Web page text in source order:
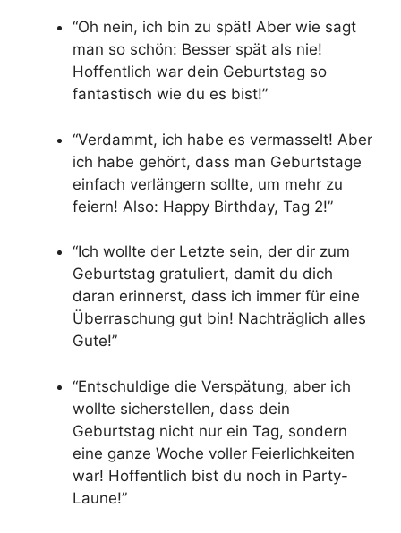
“Oh nein, ich bin zu spät! Aber wie sagt
man so schön: Besser spät als nie!
Hoffentlich war dein Geburtstag so
fantastisch wie du es bist!”
“Verdammt, ich habe es vermasselt! Aber
ich habe gehört, dass man Geburtstage
einfach verlängern sollte, um mehr zu
feiern! Also: Happy Birthday, Tag 2!”
“Ich wollte der Letzte sein, der dir zum
Geburtstag gratuliert, damit du dich
daran erinnerst, dass ich immer für eine
Überraschung gut bin! Nachträglich alles
Gute!”
“Entschuldige die Verspätung, aber ich
wollte sicherstellen, dass dein
Geburtstag nicht nur ein Tag, sondern
eine ganze Woche voller Feierlichkeiten
war! Hoffentlich bist du noch in Party-
Laune!”